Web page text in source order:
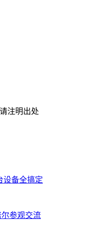
注明出处
设备全搞定
尔参观交流